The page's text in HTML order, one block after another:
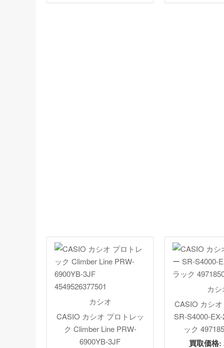
カシオ
CASIO カシオ プロトレッ
ク Climber Line PRW-
6900YB-3JF
カシ
CASIO カシ
SR-S4000-
ック
買取価格: